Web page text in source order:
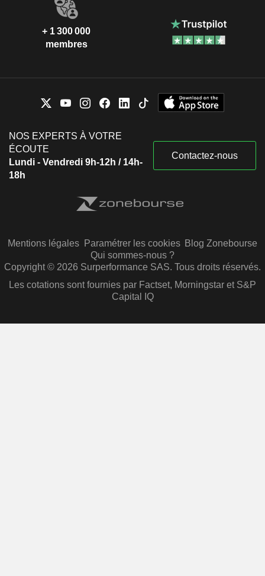
+ 1 300 000
membres
NOS EXPERTS À VOTRE
ÉCOUTE
Lundi - Vendredi 9h-12h / 14h-
18h
Contactez-nous
Mentions légales Paramétrer les cookies Blog Zonebourse
Qui sommes-nous ?
Copyright © 2026 Surperformance SAS. Tous droits réservés.
Les cotations sont fournies par Factset, Morningstar et S&P
Capital IQ